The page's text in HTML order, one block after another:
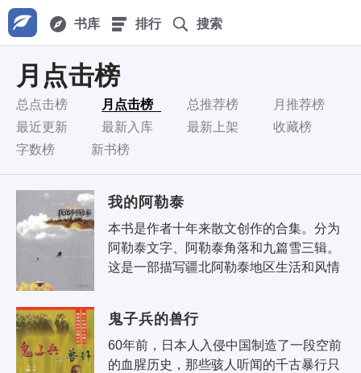
书库 排行 搜索
月点击榜
总点击榜 月点击榜 总推荐榜
月推荐榜
最近更新
最新入库 最新上架
收藏榜
字数榜
新书榜
我的阿勒泰
本书是作者十年来散文创作的合集。分为
阿勒泰文字、阿勒泰角落和九篇雪三辑。
这是一部描写疆北阿勒泰地区生活和风情
鬼子兵的兽行
60年前，日本人入侵中国制造了一段空前
的血腥历史，那些骇人听闻的千古暴行只